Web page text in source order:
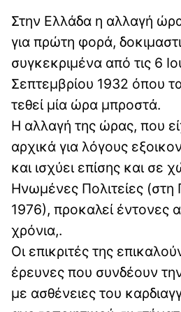
Στην Ελλάδα η αλλαγή
για πρώτη φορά,
συγκεκριμένα από τις 6
Σεπτεμβρίου 1932 όπου
τεθεί μία ώρα μπροστά.
Η αλλαγή της ώρας, που
αρχικά για λόγους
και ισχύει επίσης και σε
Ηνωμένες Πολιτείες (στη
1976), προκαλεί έντονες
χρόνια,.
Οι επικριτές της
έρευνες που συνδέουν
με ασθένειες του